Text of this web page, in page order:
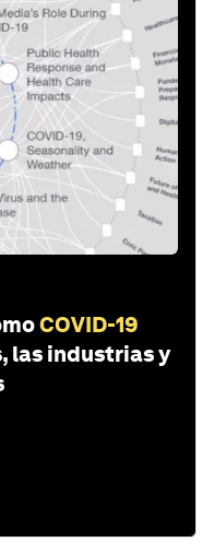
COVID-19
las industrias y